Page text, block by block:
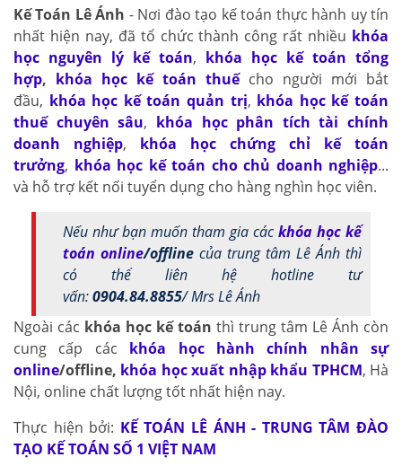
Kế Toán Lê Ánh - Nơi đào tạo kế toán thực hành uy tín
nhất hiện nay, đã tổ chức thành công rất nhiều khóa
học nguyên lý kế toán, khóa học kế toán tổng
hợp, khóa học kế toán thuế cho người mới bắt
đầu, khóa học kế toán quản trị, khóa học kế toán
thuế chuyên sâu, khóa học phân tích tài chính
doanh nghiệp, khóa học chứng chỉ kế toán
trưởng, khóa học kế toán cho chủ doanh nghiệp...
và hỗ trợ kết nối tuyển dụng cho hàng nghìn học viên.
Nếu như bạn muốn tham gia cáckhóa học kế
toán online/offline của trung tâm Lê Ánh thì
có thể liên hệ hotline tư
vấn:0904.84.8855/ Mrs Lê Ánh
Ngoài các khóa học kế toán thì trung tâm Lê Ánh còn
cung cấp các khóa học hành chính nhân sự
online/offline, khóa học xuất nhập khẩu TPHCM, Hà
Nội, online chất lượng tốt nhất hiện nay.
Thực hiện bởi: KẾ TOÁN LÊ ÁNH - TRUNG TÂM ĐÀO
TẠO KẾ TOÁN SỐ 1 VIỆT NAM